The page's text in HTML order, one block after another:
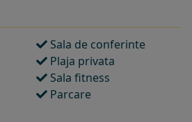
Sala de conferinte
Plaja privata
Sala fitness
Parcare